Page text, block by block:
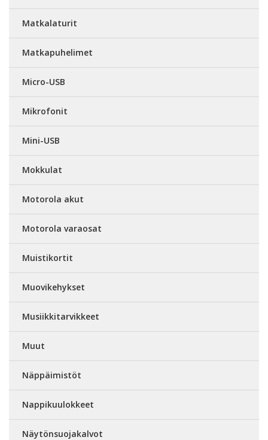
Matkalaturit
Matkapuhelimet
Micro-USB
Mikrofonit
Mini-USB
Mokkulat
Motorola akut
Motorola varaosat
Muistikortit
Muovikehykset
Musiikkitarvikkeet
Muut
Näppäimistöt
Nappikuulokkeet
Näytönsuojakalvot